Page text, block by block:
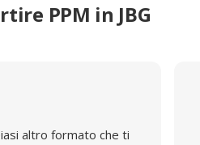
PPM in JBG
altro formato che ti